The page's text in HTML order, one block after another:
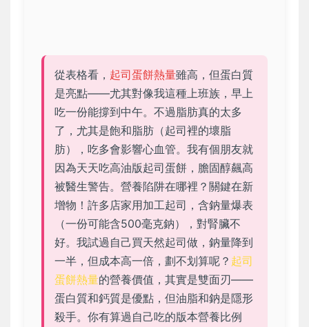
從表格看， 起司蛋餅熱量雖高，但蛋白質
是亮點——尤其對像我這種上班族，早上
吃一份能撐到中午。不過脂肪真的太多
了，尤其是飽和脂肪（起司裡的壞脂
肪），吃多會影響心血管。我有個朋友就
因為天天吃高油版起司蛋餅，膽固醇飆高
被醫生警告。營養陷阱在哪裡？關鍵在新
增物！許多店家用加工起司，含鈉量爆表
（一份可能含500毫克鈉），對腎臟不
好。我試過自己買天然起司做，鈉量降到
一半，但成本高一倍，劃不划算呢？ 起司
蛋餅熱量的營養價值，其實是雙面刃——
蛋白質和鈣質是優點，但油脂和鈉是隱形
殺手。你有算過自己吃的版本營養比例